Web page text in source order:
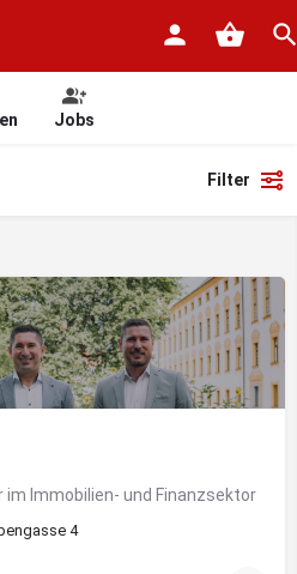
Jobs
Filter
Immobilien- und Finanzsektor
4